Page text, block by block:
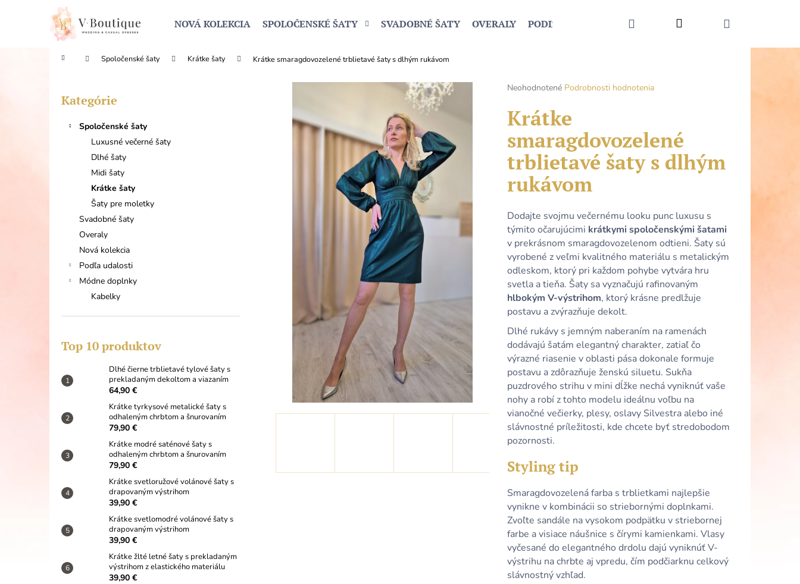
NOVÁ KOLEKCIA SPOLOČENSKÉ ŠATY SVADOBNÉ ŠATY OVERALY PODĽA UDALOSTI MÓDNE DOPLNKY
HĽADAŤPrihlásenie
Domov Spoločenské šaty Krátke šaty Krátke smaragdovozelené trblietavé šaty s dlhým rukávom
Preskočiť
kategórie
Kategórie
Spoločenské šaty
Luxusné večerné šaty
Dlhé šaty
Midi šaty
Krátke šaty
Šaty pre moletky
Svadobné šaty
Overaly
Nová kolekcia
Podľa udalosti
Módne doplnky
Kabelky
Top 10 produktov
Dlhé čierne trblietavé tylové šaty s
prekladaným dekoltom a viazaním
64,90 €
Krátke tyrkysové metalické šaty s
odhaleným chrbtom a šnurovaním
79,90 €
Krátke modré saténové šaty s
odhaleným chrbtom a šnurovaním
79,90 €
Krátke svetloružové volánové šaty s
drapovaným výstrihom
39,90 €
Krátke svetlomodré volánové šaty s
drapovaným výstrihom
39,90 €
Krátke žlté letné šaty s prekladaným
výstrihom z elastického materiálu
39,90 €
Priemerné
produktu
je
z
5
hviezdičiek.
Neohodnotené Podrobnosti hodnotenia
Krátke
smaragdovozelené
trblietavé šaty s dlhým
rukávom
Dodajte svojmu večernému looku punc luxusu s
týmito očarujúcimi krátkymi spoločenskými šatami
v prekrásnom smaragdovozelenom odtieni. Šaty sú
vyrobené z veľmi kvalitného materiálu s metalickým
odleskom, ktorý pri každom pohybe vytvára hru
svetla a tieňa. Šaty sa vyznačujú rafinovaným
hlbokým V-výstrihom, ktorý krásne predlžuje
postavu a zvýrazňuje dekolt.
Dlhé rukávy s jemným naberaním na ramenách
dodávajú šatám elegantný charakter, zatiaľ čo
výrazné riasenie v oblasti pása dokonale formuje
postavu a zdôrazňuje ženskú siluetu. Sukňa
puzdrového strihu v mini dĺžke nechá vyniknúť vaše
nohy a robí z tohto modelu ideálnu voľbu na
vianočné večierky, plesy, oslavy Silvestra alebo iné
slávnostné príležitosti, kde chcete byť stredobodom
pozornosti.
Styling tip
Smaragdovozelená farba s trblietkami najlepšie
vynikne v kombinácii so striebornými doplnkami.
Zvoľte sandále na vysokom podpätku v striebornej
farbe a visiace náušnice s čírymi kamienkami. Vlasy
vyčesané do elegantného drdolu dajú vyniknúť V-
výstrihu na chrbte aj vpredu, čím podčiarknu celkový
slávnostný vzhľad.
Späť
Späť
Čo potrebujete nájsť?
HĽADAŤ
Odporúčame
Nasledujúce
DLHÉ ČIERNE TRBLIETAVÉ TYLOVÉ
ŠATY S PREKLADANÝM DEKOLTOM A
KRÁTKE TYRKYSOVÉ METALICKÉ ŠATY
S ODHALENÝM CHRBTOM A
KRÁTKE MODRÉ SATÉNOVÉ ŠATY S
ODHALENÝM CHRBTOM A
ŠNUROVANÍM